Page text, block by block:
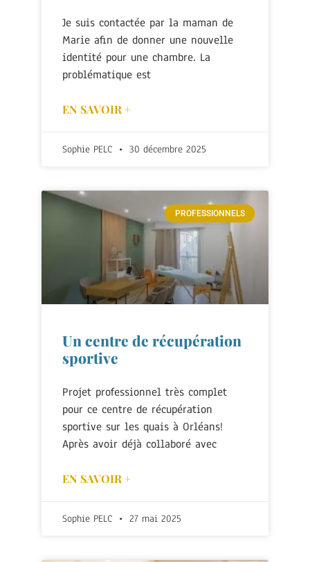
Je suis contactée par la maman de
Marie afin de donner une nouvelle
identité pour une chambre. La
problématique est
EN SAVOIR +
Sophie PELC 30 décembre 2025
PROFESSIONNELS
Un centre de récupération
sportive
Projet professionnel très complet
pour ce centre de récupération
sportive sur les quais à Orléans!
Après avoir déjà collaboré avec
EN SAVOIR +
Sophie PELC 27 mai 2025